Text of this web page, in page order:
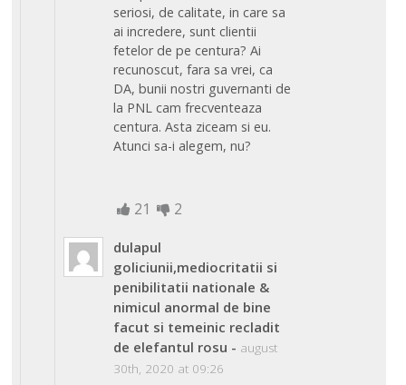
seriosi, de calitate, in care sa
ai incredere, sunt clientii
fetelor de pe centura? Ai
recunoscut, fara sa vrei, ca
DA, bunii nostri guvernanti de
la PNL cam frecventeaza
centura. Asta ziceam si eu.
Atunci sa-i alegem, nu?
21 2
dulapul
goliciunii,mediocritatii si
penibilitatii nationale &
nimicul anormal de bine
facut si temeinic recladit
de elefantul rosu - august
30th, 2020 at 09:26